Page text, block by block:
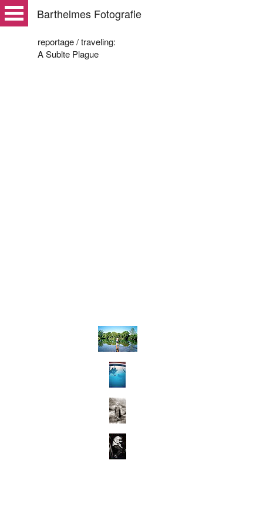
Barthelmes Fotografie
reportage / traveling:
A Sublte Plague